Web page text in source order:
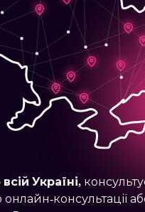
всій Україні,
онлайн-консультації